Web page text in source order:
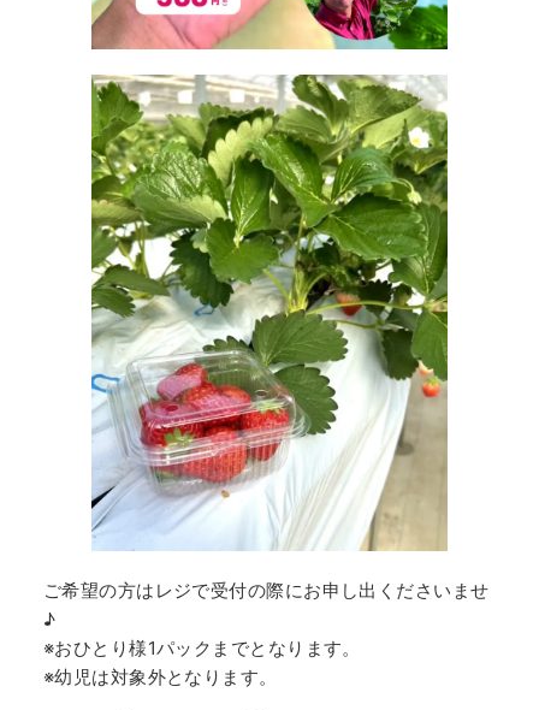
ご希望の方はレジで受付の際にお申し出くださいませ
♪
※おひとり様1パックまでとなります。
※幼児は対象外となります。